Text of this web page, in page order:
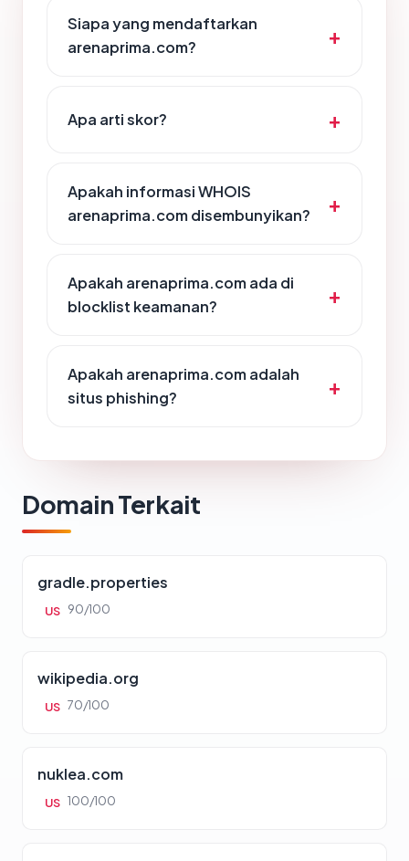
Siapa yang mendaftarkan
arenaprima.com?
Apa arti skor?
Apakah informasi WHOIS
arenaprima.com disembunyikan?
Apakah arenaprima.com ada di
blocklist keamanan?
Apakah arenaprima.com adalah
situs phishing?
Domain Terkait
gradle.properties
US 90/100
wikipedia.org
US 70/100
nuklea.com
US 100/100